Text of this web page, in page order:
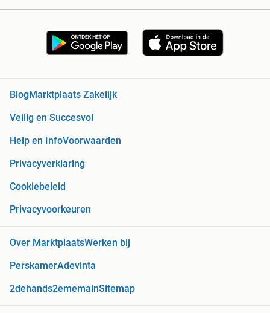
Blog Marktplaats Zakelijk
Veilig en Succesvol
Help en InfoVoorwaarden
Privacyverklaring
Cookiebeleid
Privacyvoorkeuren
Over MarktplaatsWerken bij
PerskamerAdevinta
2dehands2ememainSitemap